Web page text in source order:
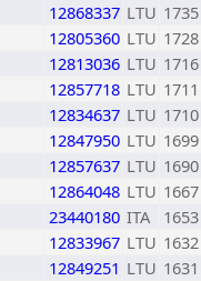
12868337 LTU 1735
12805360 LTU 1728
12813036 LTU 1716
12857718 LTU 1711
12834637 LTU 1710
12847950 LTU 1699
12857637 LTU 1690
12864048 LTU 1667
23440180 ITA
1653
12833967 LTU 1632
12849251 LTU 1631